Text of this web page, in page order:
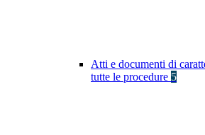
Atti e documenti di
tutte le procedure 5